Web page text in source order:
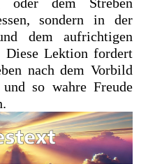
sondern in der
dem aufrichtigen
Diese Lektion fordert
nach dem Vorbild
so wahre Freude